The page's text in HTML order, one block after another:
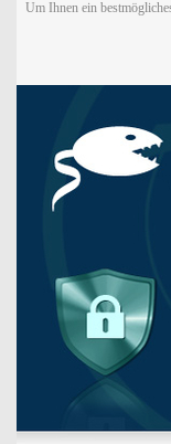
Um Ihnen ein